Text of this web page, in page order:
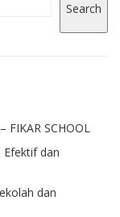
Search
FIKAR SCHOOL
Efektif dan
dan